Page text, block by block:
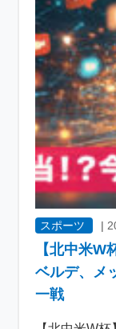
スポーツ |
【北中米
ベルデ、メ
一戦